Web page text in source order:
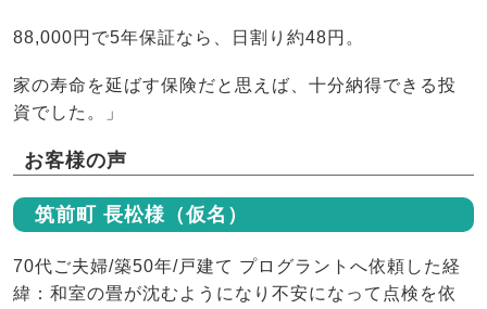
88,000円で5年保証なら、日割り約48円。
家の寿命を延ばす保険だと思えば、十分納得できる投
資でした。」
お客様の声
筑前町 長松様（仮名）
70代ご夫婦/築50年/戸建て プログラントへ依頼した経
緯：和室の畳が沈むようになり不安になって点検を依